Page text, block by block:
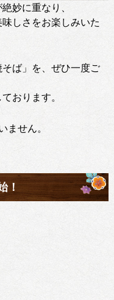
妙に重なり、
しさをお楽しみいた
ば」を、ぜひ一度ご
おります。
せん。
！